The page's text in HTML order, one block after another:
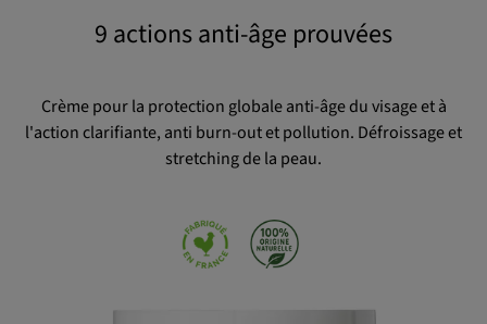
9 actions anti-âge prouvées
Crème pour la protection globale anti-âge du visage et à
l'action clarifiante, anti burn-out et pollution. Défroissage et
stretching de la peau.